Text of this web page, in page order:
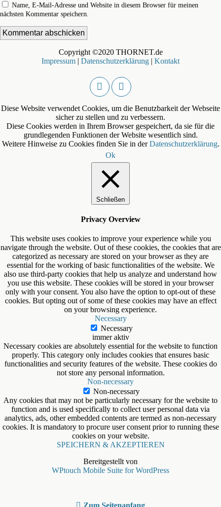
Name, E-Mail-Adresse und Website in diesem Browser für meinen
nächsten Kommentar speichern.
Copyright ©2020 THORNET.de
Impressum | Datenschutzerklärung | Kontakt
Diese Website verwendet Cookies, um die Benutzbarkeit der Webseite
sicher zu stellen und zu verbessern.
Diese Cookies werden in Ihrem Browser gespeichert, da sie für die
grundlegenden Funktionen der Website wesentlich sind.
Weitere Hinweise zu Cookies finden Sie in derDatenschutzerklärung.
Ok
Schließen
Privacy Overview
This website uses cookies to improve your experience while you
navigate through the website. Out of these cookies, the cookies that are
categorized as necessary are stored on your browser as they are
essential for the working of basic functionalities of the website. We
also use third-party cookies that help us analyze and understand how
you use this website. These cookies will be stored in your browser
only with your consent. You also have the option to opt-out of these
cookies. But opting out of some of these cookies may have an effect
on your browsing experience.
Necessary
Necessary
immer aktiv
Necessary cookies are absolutely essential for the website to function
properly. This category only includes cookies that ensures basic
functionalities and security features of the website. These cookies do
not store any personal information.
Non-necessary
Non-necessary
Any cookies that may not be particularly necessary for the website to
function and is used specifically to collect user personal data via
analytics, ads, other embedded contents are termed as non-necessary
cookies. It is mandatory to procure user consent prior to running these
cookies on your website.
SPEICHERN & AKZEPTIEREN
Bereitgestellt von
WPtouch Mobile Suite for WordPress